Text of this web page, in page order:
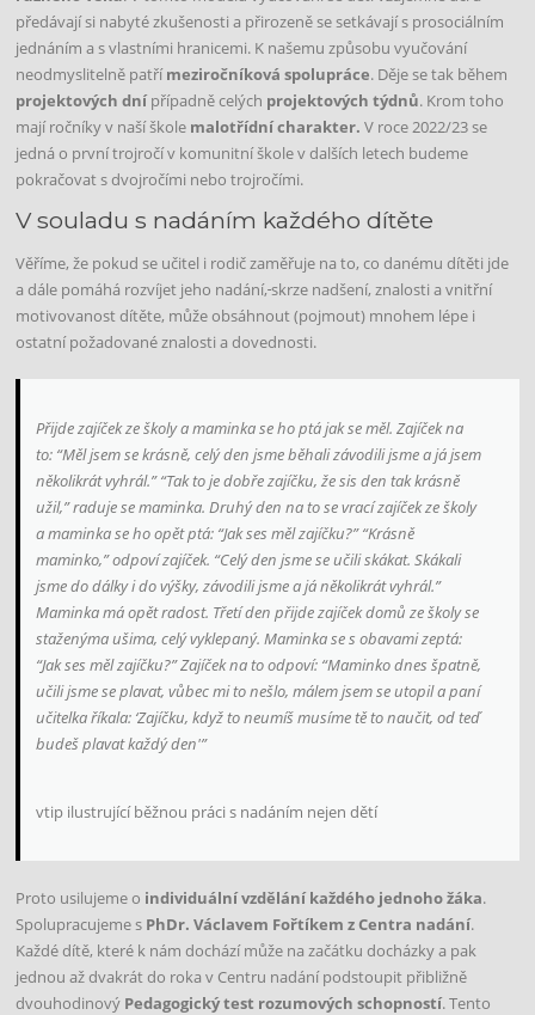
předávají si nabyté zkušenosti a přirozeně se setkávají s prosociálním
jednáním a s vlastními hranicemi. K našemu způsobu vyučování
neodmyslitelně patřímeziročníková spolupráce. Děje se tak během
projektových dní případně celých projektových týdnů. Krom toho
mají ročníky v naší škole malotřídní charakter. V roce 2022/23 se
jedná o první trojročí v komunitní škole v dalších letech budeme
pokračovat s dvojročími nebo trojročími.
V souladu s nadáním každého dítěte
Věříme, že pokud se učitel i rodič zaměřuje na to, co danému dítěti jde
a dále pomáhá rozvíjet jeho nadání,skrze nadšení, znalosti a vnitřní
motivovanost dítěte, může obsáhnout (pojmout) mnohem lépe i
ostatní požadované znalosti a dovednosti.
Přijde zajíček ze školy a maminka se ho ptá jak se měl. Zajíček na
to: “Měl jsem se krásně, celý den jsme běhali závodili jsme a já jsem
několikrát vyhrál.” “Tak to je dobře zajíčku, že sis den tak krásně
užil,” raduje se maminka. Druhý den na to se vrací zajíček ze školy
a maminka se ho opět ptá: “Jak ses měl zajíčku?” “Krásně
maminko,” odpoví zajíček. “Celý den jsme se učili skákat. Skákali
jsme do dálky i do výšky, závodili jsme a já několikrát vyhrál.”
Maminka má opět radost. Třetí den přijde zajíček domů ze školy se
staženýma ušima, celý vyklepaný. Maminka se s obavami zeptá:
“Jak ses měl zajíčku?” Zajíček na to odpoví: “Maminko dnes špatně,
učili jsme se plavat, vůbec mi to nešlo, málem jsem se utopil a paní
učitelka říkala: ‘Zajíčku, když to neumíš musíme tě to naučit, od teď
budeš plavat každý den'”
vtip ilustrující běžnou práci s nadáním nejen dětí
Proto usilujeme o individuální vzdělání každého jednoho žáka.
Spolupracujeme s PhDr. Václavem Fořtíkem z Centra nadání.
Každé dítě, které k nám dochází může na začátku docházky a pak
jednou až dvakrát do roka v Centru nadání podstoupit přibližně
dvouhodinový Pedagogický test rozumových schopností. Tento